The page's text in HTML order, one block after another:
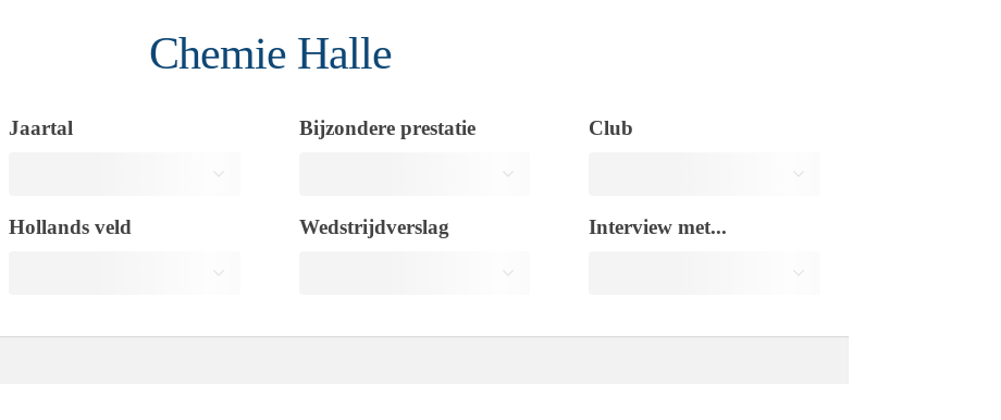
Chemie Halle
Jaartal Bijzondere prestatie Club
Hollands veld Wedstrijdverslag Interview met...